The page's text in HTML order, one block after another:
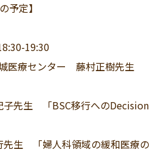
予定】
19:30
医療センター 藤村正樹先生
先生 「BSC移行へのDecision
生 「婦人科領域の緩和医療の